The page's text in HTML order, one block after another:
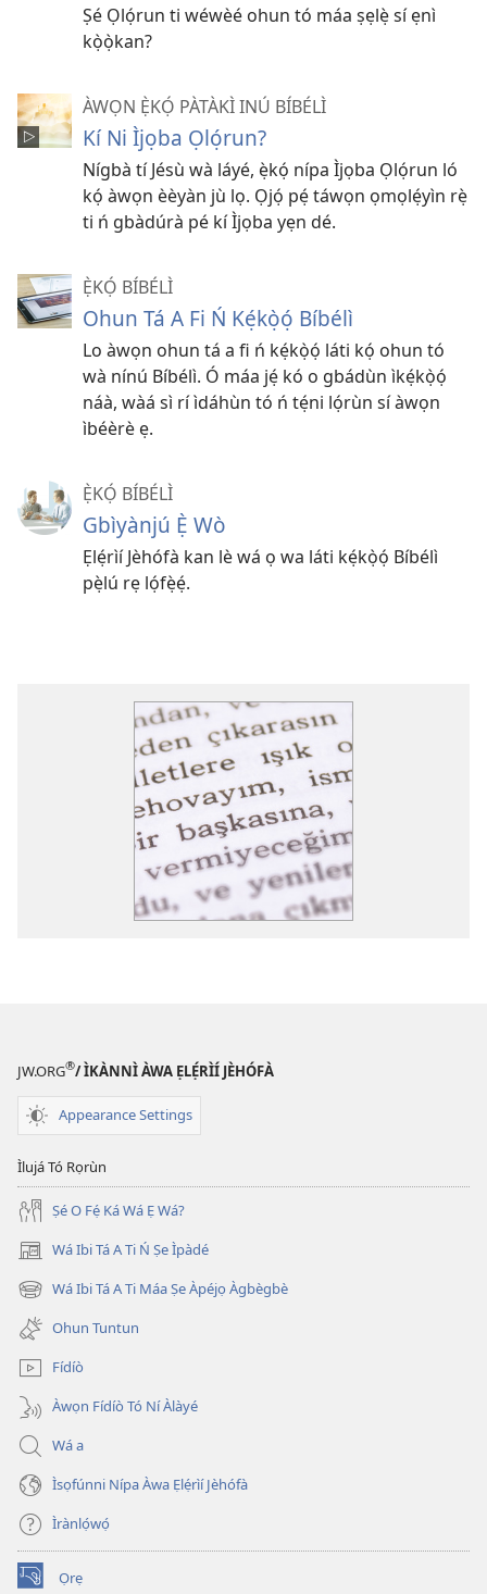
Ṣé Ọlọ́run ti wéwèé ohun tó máa ṣẹlẹ̀ sí ẹnì
kọ̀ọ̀kan?
ÀWỌN Ẹ̀KỌ́ PÀTÀKÌ INÚ BÍBÉLÌ
Kí Ni Ìjọba Ọlọ́run?
Nígbà tí Jésù wà láyé, ẹ̀kọ́ nípa Ìjọba Ọlọ́run ló
kọ́ àwọn èèyàn jù lọ. Ọjọ́ pẹ́ táwọn ọmọlẹ́yìn rẹ̀
ti ń gbàdúrà pé kí Ìjọba yẹn dé.
Ẹ̀KỌ́ BÍBÉLÌ
Ohun Tá A Fi Ń Kẹ́kọ̀ọ́ Bíbélì
Lo àwọn ohun tá a fi ń kẹ́kọ̀ọ́ láti kọ́ ohun tó
wà nínú Bíbélì. Ó máa jẹ́ kó o gbádùn ìkẹ́kọ̀ọ́
náà, wàá sì rí ìdáhùn tó ń tẹ́ni lọ́rùn sí àwọn
ìbéèrè ẹ.
Ẹ̀KỌ́ BÍBÉLÌ
Gbìyànjú Ẹ̀ Wò
Ẹlẹ́rìí Jèhófà kan lè wá ọ wa láti kẹ́kọ̀ọ́ Bíbélì
pẹ̀lú rẹ lọ́fẹ̀ẹ́.
JW.ORG®/ ÌKÀNNÌ ÀWA ẸLẸ́RÌÍ JÈHÓFÀ
Appearance Settings
Ìlujá Tó Rọrùn
Ṣé O Fẹ́ Ká Wá Ẹ Wá?
Wá Ibi Tá A Ti Ń Ṣe Ìpàdé
(opens
new
window)
Wá Ibi Tá A Ti Máa Ṣe Àpéjọ Àgbègbè
(opens
new
window)
Ohun Tuntun
Fídíò
Àwọn Fídíò Tó Ní Àlàyé
Wá a
Ìsọfúnni Nípa Àwa Ẹlẹ́rìí Jèhófà
Ìrànlọ́wọ́
Ọrẹ
(opens